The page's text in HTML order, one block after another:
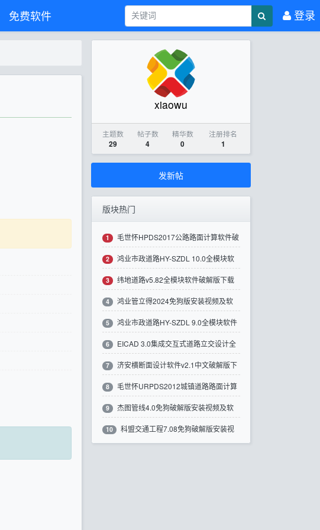
免费软件 登录
xiaowu
主题数
29
帖子数
4
精华数
0
注册排名
1
发新帖
版块热门
1 毛世怀HPDS2017公路路面计算软件破
解版下载
2 鸿业市政道路HY-SZDL 10.0全模块软
件破解版下载
3 纬地道路v5.82全模块软件破解版下载
4 鸿业管立得2024免狗版安装视频及软
件下载带注册机
5 鸿业市政道路HY-SZDL 9.0全模块软件
破解版下载
6 EICAD 3.0集成交互式道路立交设计全
模块软件破解版下载
7 济安横断面设计软件v2.1中文破解版下
载
8 毛世怀URPDS2012城镇道路路面计算
软件破解版下载
9 杰图管线4.0免狗破解版安装视频及软
件下载
10 科盟交通工程7.08免狗破解版安装视